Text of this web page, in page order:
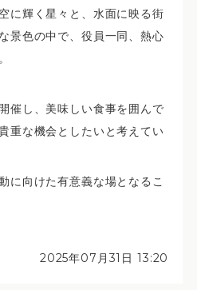
に輝く星々と、水面に映る街
景色の中で、役員一同、熱心
催し、美味しい食事を囲んで
重な機会としたいと考えてい
に向けた有意義な場となるこ
2025年07月31日 13:20